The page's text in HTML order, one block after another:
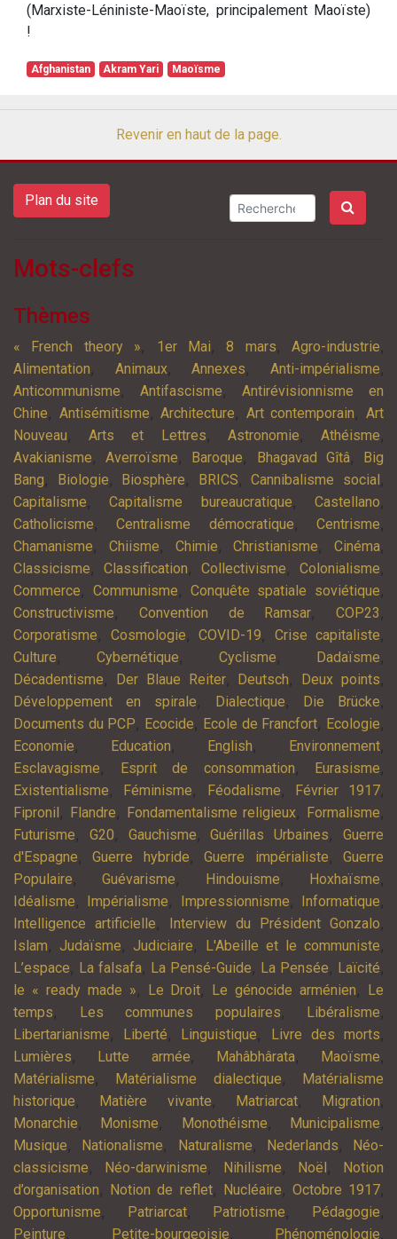
(Marxiste-Léniniste-Maoïste, principalement Maoïste)
!
Afghanistan Akram Yari Maoïsme
Revenir en haut de la page.
Plan du site
Mots-clefs
Thèmes
« French theory », 1er Mai,8 mars, Agro-industrie,
Alimentation, Animaux,Annexes,Anti-impérialisme,
Anticommunisme, Antifascisme, Antirévisionnisme en
Chine, Antisémitisme,Architecture, Art contemporain,Art
Nouveau,Arts et Lettres, Astronomie,Athéisme,
Avakianisme,Averroïsme, Baroque, Bhagavad Gîtâ,
Big
Bang, Biologie, Biosphère, BRICS,Cannibalisme social ,
Capitalisme,Capitalisme bureaucratique,Castellano,
Catholicisme,Centralisme démocratique,Centrisme,
Chamanisme, Chiisme, Chimie,Christianisme, Cinéma,
Classicisme, Classification, Collectivisme, Colonialisme,
Commerce, Communisme, Conquête spatiale soviétique,
Constructivisme, Convention de Ramsar, COP23 ,
Corporatisme, Cosmologie, COVID-19, Crise capitaliste,
Culture, Cybernétique, Cyclisme, Dadaïsme,
Décadentisme, Der Blaue Reiter, Deutsch, Deux points,
Développement en spirale, Dialectique, Die Brücke,
Documents du PCP, Ecocide, Ecole de Francfort, Ecologie,
Economie, Education, English, Environnement,
Esclavagisme, Esprit de consommation, Eurasisme,
Existentialisme, Féminisme, Féodalisme, Février 1917,
Fipronil , Flandre, Fondamentalisme religieux, Formalisme,
Futurisme, G20, Gauchisme,Guérillas Urbaines,Guerre
d'Espagne,Guerre hybride,Guerre impérialiste,Guerre
Populaire,Guévarisme, Hindouisme, Hoxhaïsme,
Idéalisme, Impérialisme, Impressionnisme, Informatique,
Intelligence artificielle, Interview du Président Gonzalo,
Islam, Judaïsme, Judiciaire, L'Abeille et le communiste,
L’espace, La falsafa, La Pensé-Guide, La Pensée, Laïcité,
le « ready made », Le Droit, Le génocide arménien,
Le
temps, Les communes populaires, Libéralisme,
Libertarianisme, Liberté, Linguistique, Livre des morts,
Lumières, Lutte armée, Mahâbhârata, Maoïsme,
Matérialisme, Matérialisme dialectique,
Matérialisme
historique, Matière vivante, Matriarcat, Migration,
Monarchie, Monisme, Monothéisme, Municipalisme,
Musique, Nationalisme, Naturalisme, Nederlands,
Néo-
classicisme, Néo-darwinisme, Nihilisme, Noël ,
Notion
d’organisation, Notion de reflet, Nucléaire, Octobre 1917,
Opportunisme, Patriarcat, Patriotisme, Pédagogie,
Peinture, Petite-bourgeoisie, Phénoménologie,